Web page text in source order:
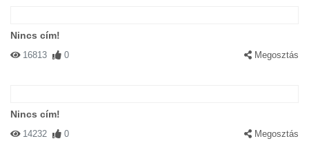
Nincs cím!
16813 0 Megosztás
Nincs cím!
14232 0 Megosztás